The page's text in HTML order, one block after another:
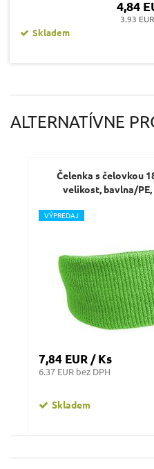
4,84
3.93
Skladem
ALTERNATÍVNE
Čelenka s čelovkou
velikost, bavlna/
VÝPREDAJ
7,84 EUR / Ks
6.37 EUR bez DPH
Skladem